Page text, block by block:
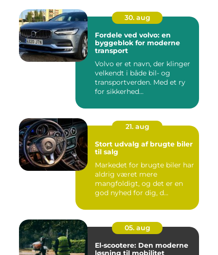
30. aug
Fordele ved volvo: en
byggeblok for moderne
transport
Volvo er et navn, der klinger
velkendt i både bil- og
transportverden. Med et ry
for sikkerhed...
21. aug
Stort udvalg af brugte biler
til salg
Markedet for brugte biler har
aldrig været mere
mangfoldigt, og det er en
god nyhed for dig, d...
05. aug
El-scootere: Den moderne
løsning til mobilitet